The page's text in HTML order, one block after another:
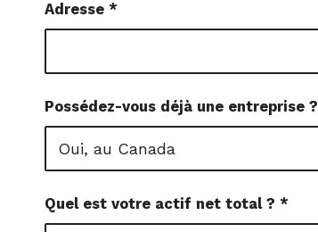
Adresse *
Possédez-vous déjà une entreprise ?
Quel est votre actif net total ? *